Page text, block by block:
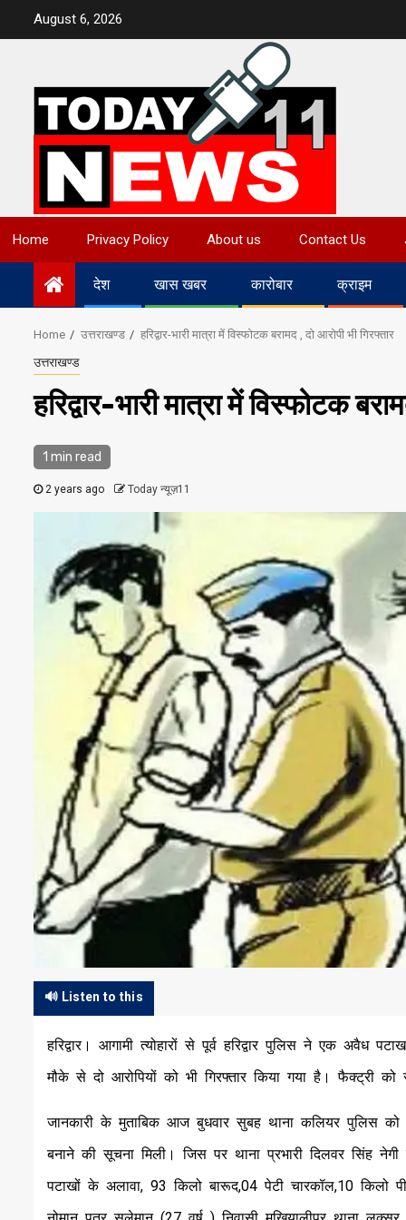
August 6, 2026
Home Privacy Policy About us Contact Us
देश खास खबर कारोबार क्राइम
Home उत्तराखण्ड हरिद्वार-भारी मात्रा में विस्फोटक बरामद , दो आरोपी भी गिरफ्तार
उत्तराखण्ड
हरिद्वार-भारी मात्रा में विस्फोटक
1 min read
2 years ago Today न्यूज़11
🔊 Listen to this
हरिद्वार। आगामी त्योहारों से पूर्व हरिद्वार पुलिस ने एक अवैध
मौके से दो आरोपियों को भी गिरफ्तार किया गया है। फैक्ट्री को
जानकारी के मुताबिक आज बुधवार सुबह थाना कलियर पुलिस
बनाने की सूचना मिली। जिस पर थाना प्रभारी दिलवर सिंह
पटाखों के अलावा, 93 किलो बारूद,04 पेटी चारकॉल,10 किलो